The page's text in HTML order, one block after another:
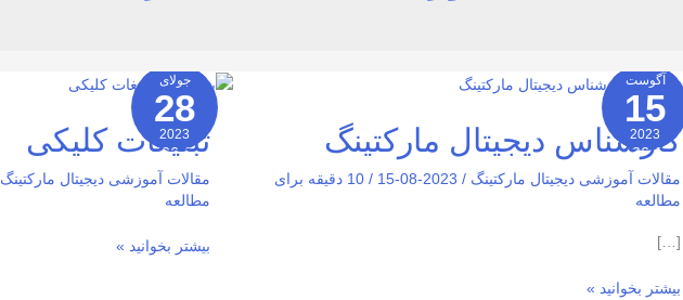
آگوست
15
2023
2026-01-
06
کارشناس دیجیتال مارکتینگ
مقالات آموزشی دیجیتال مارکتینگ /
2023-08-15
/
10 دقیقه برای
مطالعه
[…]
کارشناس
دیجیتال
مارکتینگ
بیشتر بخوانید »
جولای
28
2023
2026-01-
06
تبلیغات کلیکی
مقالات آموزشی دیجیتال مارکتینگ
مطالعه
تبلیغات
کلیکی
بیشتر بخوانید »